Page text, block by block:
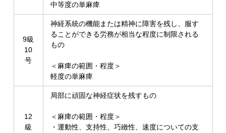
中等度の単麻痺
9級
10
号
神経系統の機能または精神に障害を残し、服す
ることができる労務が相当な程度に制限される
もの
＜麻痺の範囲・程度＞
軽度の単麻痺
12
級
局部に頑固な神経症状を残すもの
＜麻痺の範囲・程度＞
・運動性、支持性、巧緻性、速度についての支